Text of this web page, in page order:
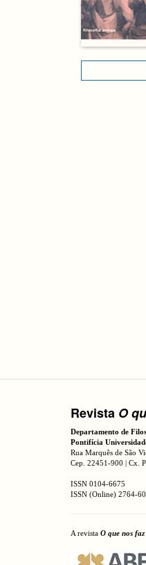
Revista O
Departamento de
Pontifícia
Rua Marquês de São
Cep. 22451-900 | Cx.
ISSN 0104-6675
ISSN (Online) 2764-
A revista O que nos